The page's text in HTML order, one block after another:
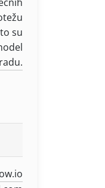
su